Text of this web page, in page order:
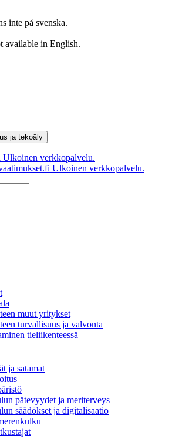
inte på svenska.
available in English.
ja tekoäly
Ulkoinen verkkopalvelu.
Ulkoinen verkkopalvelu.
muut yritykset
turvallisuus ja valvonta
tieliikenteessä
ja satamat
pätevyydet ja meriterveys
säädökset ja digitalisaatio